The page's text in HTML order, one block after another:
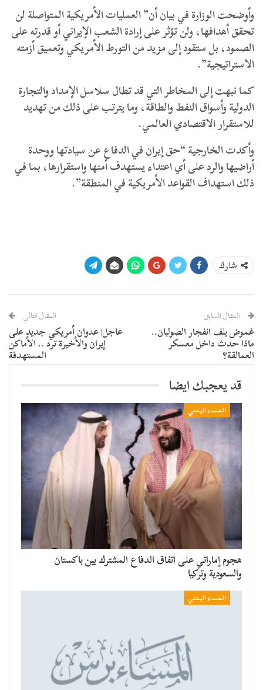
وأوضحت الوزارة في بيان أن” العمليات الأمريكية المتواصلة لن
تحقق أهدافها، ولن تؤثر على إرادة الشعب الإيراني أو قدرته على
الصمود، بل ستقود إلى مزيد من التورط الأمريكي وتعميق أزمته
الاستراتيجية”.
كما نبهت إلى المخاطر التي قد تطال سلاسل الإمداد والتجارة
الدولية وأسواق النفط والطاقة، وما يترتب على ذلك من تهديد
للاستقرار الاقتصادي العالمي.
وأكدت الخارجية “حق إيران في الدفاع عن سيادتها ووحدة
أراضيها والرد على أي اعتداء يستهدف أمنها واستقرارها، بما في
ذلك استهداف القواعد الأمريكية في المنطقة”.
شارك
المقال السابق
غموض يلف انفجار الصولبان..
ماذا حدث داخل معسكر
العمالقة؟
المقال التالي
عاجل| عدوان أمريكي جديد على
إيران والأخيرة ترد .. الأماكن
المستهدفة
قد يعجبك ايضا
المساء اليمني
هجوم إماراتي على اتفاق الدفاع المشترك بين باكستان
والسعودية وتركيا
المساء اليمني